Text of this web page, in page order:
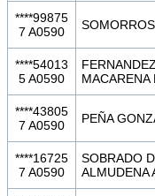
****99875
7 A0590
****54013
5 A0590
MACARENA
****43805
7 A0590
PEÑA
****16725
7 A0590
SOBRADO
ALMUDENA